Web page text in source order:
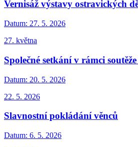
Vernisáž výstavy ostravických
Datum: 27. 5. 2026
27. května
Společné setkání v rámci
Datum: 20. 5. 2026
22. 5. 2026
Slavnostní pokládání věnců
Datum: 6. 5. 2026